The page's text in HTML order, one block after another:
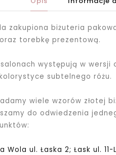
zakupiona biżuteria
torebkę prezentową.
występują w wersji
subtelnego różu.
wiele wzorów złotej
do odwiedzenia
Wola ul. Łaska 2; Łask ul.